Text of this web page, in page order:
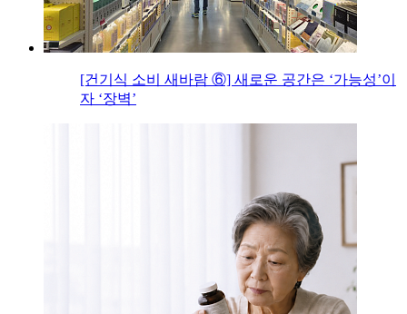
[건기식 소비 새바람 ⑥] 새로운 공간은 ‘가능성’이
자 ‘장벽’